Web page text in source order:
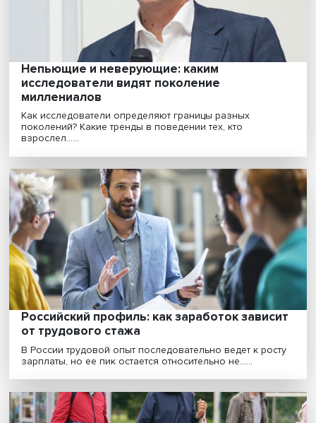
«Главной движущей силой в минимизации
последствий изменения климата должен
стать государственный национализм»
изменением климата и почему главной движущей
силой......
Непьющие и неверующие: каким
исследователи видят поколение